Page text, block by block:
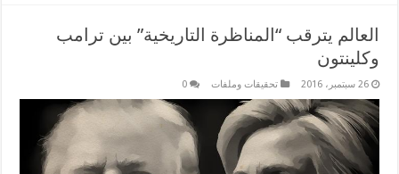
العالم يترقب “المناظرة التاريخية” بين ترامب
وكلينتون
26 سبتمبر، 2016 تحقيقات وملفات 0